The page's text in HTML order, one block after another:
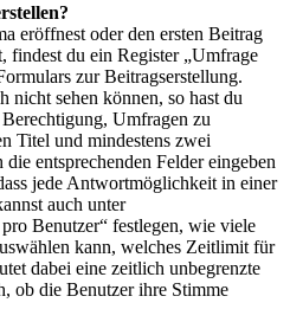
eröffnest oder den ersten Beitrag
findest du ein Register „Umfrage
zur Beitragserstellung.
nicht sehen können, so hast du
Umfragen zu
Titel und mindestens zwei
entsprechenden Felder eingeben
jede Antwortmöglichkeit in einer
auch unter
Benutzer“ festlegen, wie viele
kann, welches Zeitlimit für
dabei eine zeitlich unbegrenzte
ob die Benutzer ihre Stimme